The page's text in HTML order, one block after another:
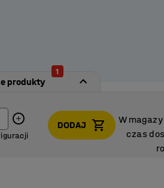
produkty
1
DODAJ W
czas